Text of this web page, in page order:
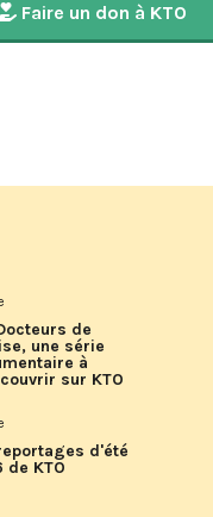
Faire un don à KTO
de
une série
à
sur KTO
d'été
de KTO